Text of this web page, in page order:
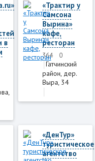
в
«Трактир у
Самсона
Вырина»
кафе,
ресторан
364 0
Гатчинский
район, дер.
Выра, 34
«ДенТур»
туристическое
агентство